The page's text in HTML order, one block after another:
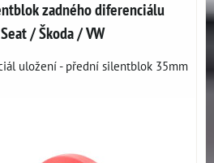
zadného diferenciálu
/ Škoda / VW
uložení - přední silentblok 35mm